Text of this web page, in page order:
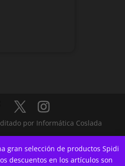
gran selección de productos Spidi
descuentos en los artículos son
por Informática Coslada